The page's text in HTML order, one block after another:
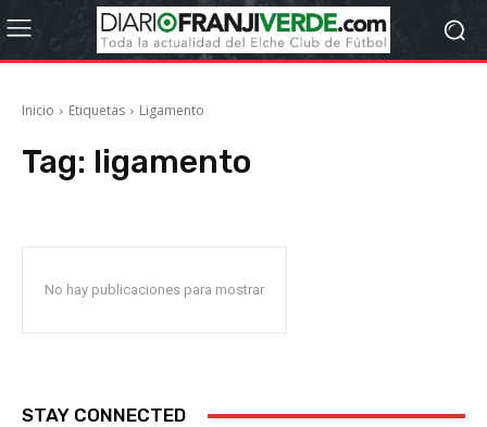
Inicio Etiquetas Ligamento
Tag: ligamento
No hay publicaciones para mostrar
STAY CONNECTED